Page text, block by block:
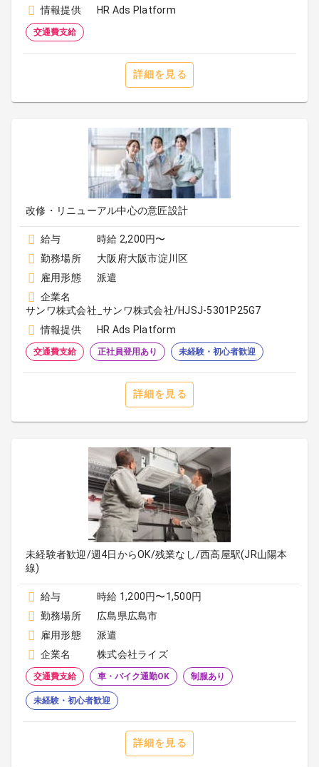
情報提供 HR Ads Platform
交通費支給
詳細を見る
改修・リニューアル中心の意匠設計
給与
時給 2,200円〜
勤務場所
大阪府大阪市淀川区
雇用形態
派遣
企業名
サンワ株式会社_サンワ株式会社/HJSJ-5301P25G7
情報提供
HR Ads Platform
交通費支給 正社員登用あり 未経験・初心者歓迎
詳細を見る
未経験者歓迎/週4日からOK/残業なし/西高屋駅(JR山陽本
線)
給与
時給 1,200円〜1,500円
勤務場所
広島県広島市
雇用形態
派遣
企業名
株式会社ライズ
交通費支給 車・バイク通勤OK 制服あり
未経験・初心者歓迎
詳細を見る